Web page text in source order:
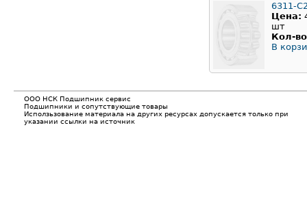
6311-
Цена:
шт
Кол-
В
ООО НСК Подшипник сервис
Подшипники и сопутствующие товары
Исползьзование материала на других ресурсах допускается только при
указании ссылки на источник